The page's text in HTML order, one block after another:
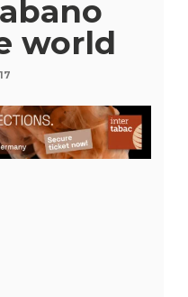
world